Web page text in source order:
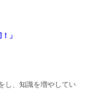
」
し、知識を増やしてい